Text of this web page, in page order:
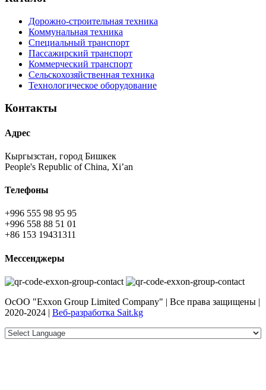
Дорожно-строительная техника
Коммунальная техника
Специальный транспорт
Пассажирский транспорт
Коммерческий транспорт
Сельскохозяйственная техника
Технологическое оборудование
Контакты
Адрес
Кыргызстан, город Бишкек
People's Republic of China, Xi’an
Телефоны
+996 555 98 95 95
+996 558 88 51 01
+86 153 19431311
Мессенджеры
ОсОО "Exxon Group Limited Company" | Все права защищены |
2020-2024 | Веб-разработка Sait.kg